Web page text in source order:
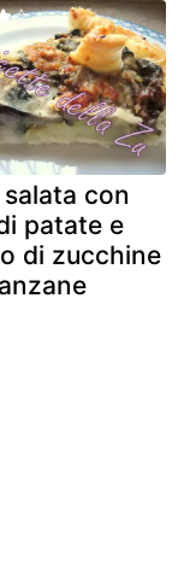
con
patate e
di zucchine